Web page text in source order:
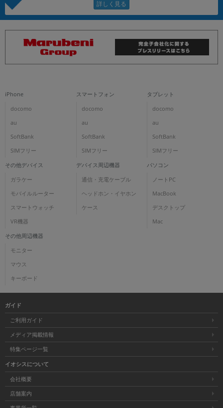
iPhone
docomo
au
SoftBank
SIMフリー
スマートフォン
docomo
au
SoftBank
SIMフリー
タブレット
docomo
au
SoftBank
SIMフリー
その他デバイス
ガラケー
モバイルルーター
スマートウォッチ
VR機器
デバイス周辺機器
通信・充電ケーブル
ヘッドホン・イヤホン
ケース
パソコン
ノートPC
MacBook
デスクトップ
Mac
その他周辺機器
モニター
マウス
キーボード
ガイド
ご利用ガイド
メディア掲載情報
特集ページ一覧
イオシスについて
会社概要
店舗案内